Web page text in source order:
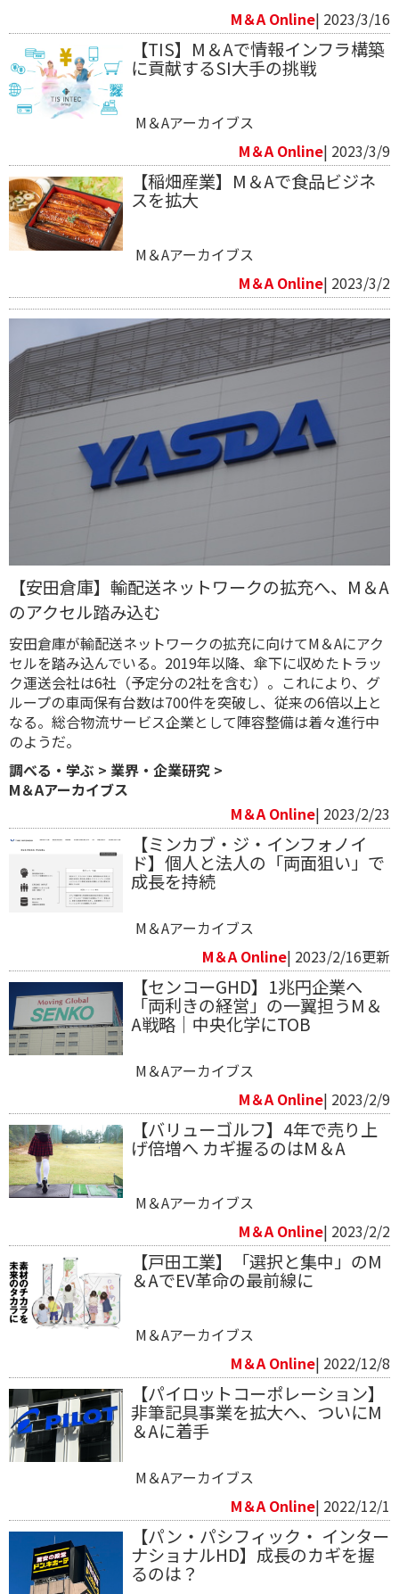
M＆A Online| 2023/3/16
【TIS】M＆Aで情報インフラ構築
に貢献するSI大手の挑戦
M＆Aアーカイブス
M＆A Online| 2023/3/9
【稲畑産業】M＆Aで食品ビジネ
スを拡大
M＆Aアーカイブス
M＆A Online| 2023/3/2
【安田倉庫】輸配送ネットワークの拡充へ、M＆A
のアクセル踏み込む
安田倉庫が輸配送ネットワークの拡充に向けてM＆Aにアク
セルを踏み込んでいる。2019年以降、傘下に収めたトラッ
ク運送会社は6社（予定分の2社を含む）。これにより、グ
ループの車両保有台数は700件を突破し、従来の6倍以上と
なる。総合物流サービス企業として陣容整備は着々進行中
のようだ。
調べる・学ぶ > 業界・企業研究 >
M＆Aアーカイブス
M＆A Online| 2023/2/23
【ミンカブ・ジ・インフォノイ
ド】個人と法人の「両面狙い」で
成長を持続
M＆Aアーカイブス
M＆A Online| 2023/2/16更新
【センコーGHD】1兆円企業へ
「両利きの経営」の一翼担うM＆
A戦略｜中央化学にTOB
M＆Aアーカイブス
M＆A Online| 2023/2/9
【バリューゴルフ】4年で売り上
げ倍増へ カギ握るのはM＆A
M＆Aアーカイブス
M＆A Online| 2023/2/2
【戸田工業】「選択と集中」のM
＆AでEV革命の最前線に
M＆Aアーカイブス
M＆A Online| 2022/12/8
【パイロットコーポレーション】
非筆記具事業を拡大へ、ついにM
＆Aに着手
M＆Aアーカイブス
M＆A Online| 2022/12/1
【パン・パシフィック・ インター
ナショナルHD】成長のカギを握
るのは？